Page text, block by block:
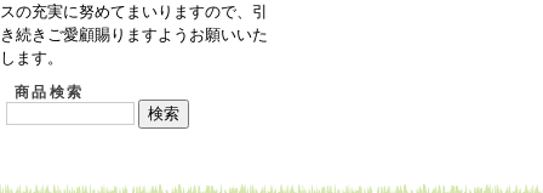
スの充実に努めてまいりますので、引
き続きご愛顧賜りますようお願いいた
します。
商品検索